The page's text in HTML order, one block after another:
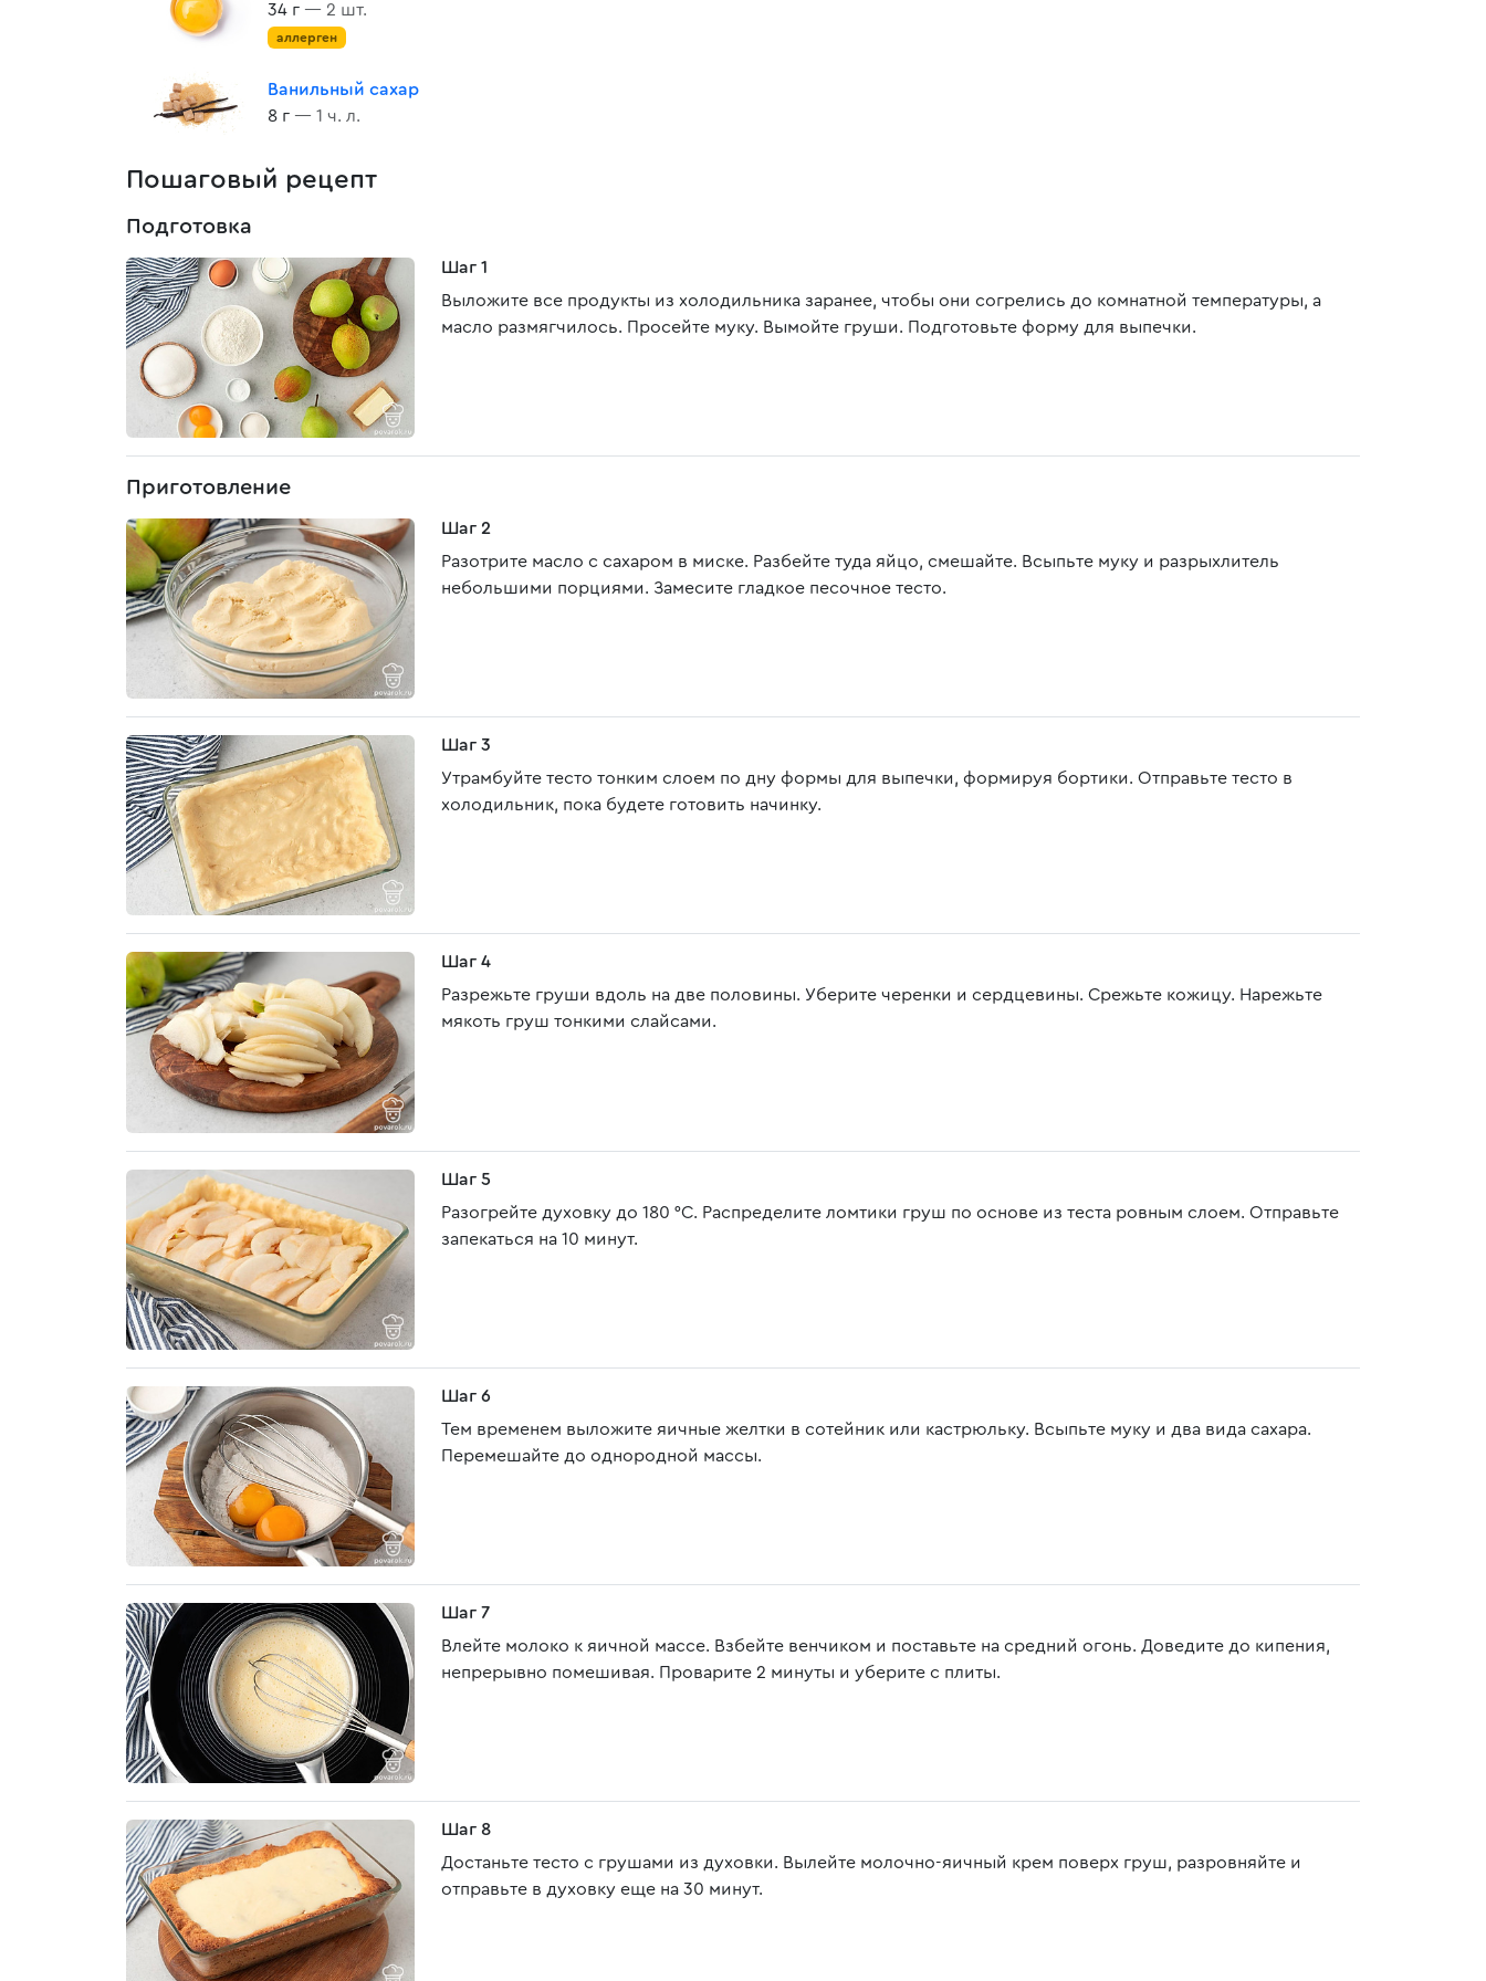
34 г — 2 шт.
аллерген
Ванильный сахар
8 г — 1 ч. л.
Пошаговый рецепт
Подготовка
Шаг 1
Выложите все продукты из холодильника заранее, чтобы они согрелись до комнатной температуры, а
масло размягчилось. Просейте муку. Вымойте груши. Подготовьте форму для выпечки.
Приготовление
Шаг 2
Разотрите масло с сахаром в миске. Разбейте туда яйцо, смешайте. Всыпьте муку и разрыхлитель
небольшими порциями. Замесите гладкое песочное тесто.
Шаг 3
Утрамбуйте тесто тонким слоем по дну формы для выпечки, формируя бортики. Отправьте тесто в
холодильник, пока будете готовить начинку.
Шаг 4
Разрежьте груши вдоль на две половины. Уберите черенки и сердцевины. Срежьте кожицу. Нарежьте
мякоть груш тонкими слайсами.
Шаг 5
Разогрейте духовку до 180 °C. Распределите ломтики груш по основе из теста ровным слоем. Отправьте
запекаться на 10 минут.
Шаг 6
Тем временем выложите яичные желтки в сотейник или кастрюльку. Всыпьте муку и два вида сахара.
Перемешайте до однородной массы.
Шаг 7
Влейте молоко к яичной массе. Взбейте венчиком и поставьте на средний огонь. Доведите до кипения,
непрерывно помешивая. Проварите 2 минуты и уберите с плиты.
Шаг 8
Достаньте тесто с грушами из духовки. Вылейте молочно-яичный крем поверх груш, разровняйте и
отправьте в духовку еще на 30 минут.